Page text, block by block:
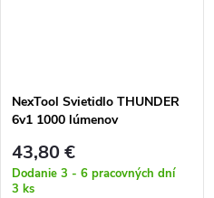
NexTool Svietidlo THUNDER
6v1 1000 lúmenov
43,80 €
Dodanie 3 - 6 pracovných dní
3 ks